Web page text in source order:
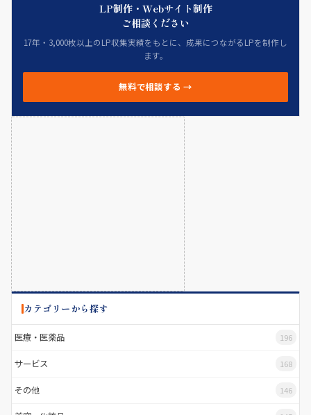
LP制作・Webサイト制作
ご相談ください
17年・3,000枚以上のLP収集実績をもとに、成果につながるLPを制作し
ます。
無料で相談する →
カテゴリーから探す
医療・医薬品 196
サービス 168
その他 146